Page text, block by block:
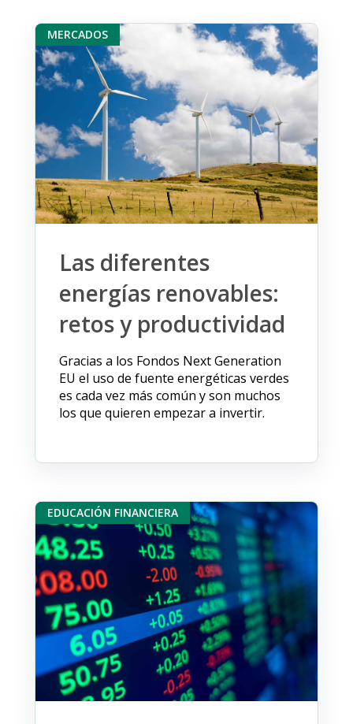
MERCADOS
Las diferentes
energías renovables:
retos y productividad
Gracias a los Fondos Next Generation
EU el uso de fuente energéticas verdes
es cada vez más común y son muchos
los que quieren empezar a invertir.
EDUCACIÓN FINANCIERA